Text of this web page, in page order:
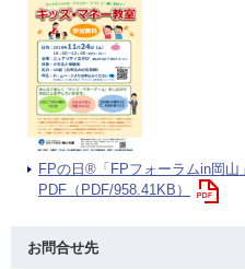
FPの日®「FPフォーラムin岡山
PDF（PDF/958.41KB）
お問合せ先